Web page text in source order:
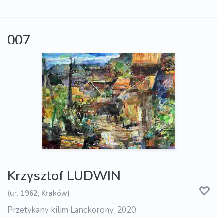
007
Krzysztof LUDWIN
(ur. 1962, Kraków)
Przetykany kilim Lanckorony, 2020